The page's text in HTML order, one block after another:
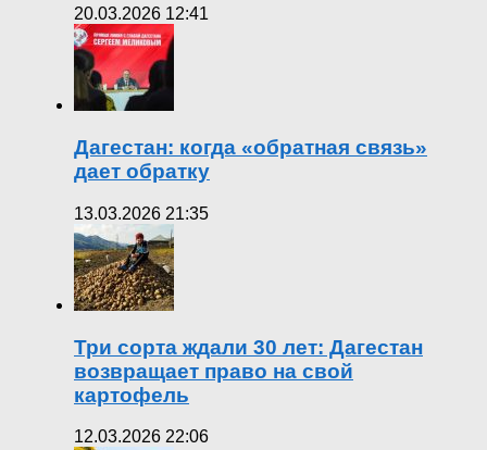
20.03.2026 12:41
Дагестан: когда «обратная связь»
дает обратку
13.03.2026 21:35
Три сорта ждали 30 лет: Дагестан
возвращает право на свой
картофель
12.03.2026 22:06